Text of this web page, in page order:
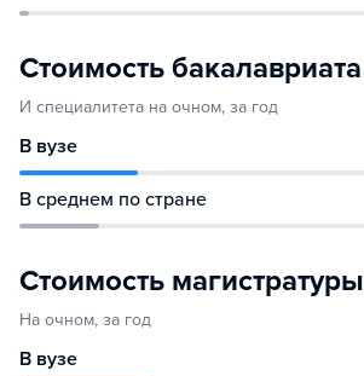
Стоимость бакалавриата
И специалитета на очном, за год
В вузе
В среднем по стране
Стоимость магистратуры
На очном, за год
В вузе